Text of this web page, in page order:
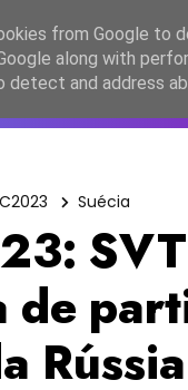
JESC2026
Suécia
de
Rússia
from Google to
along with
and address